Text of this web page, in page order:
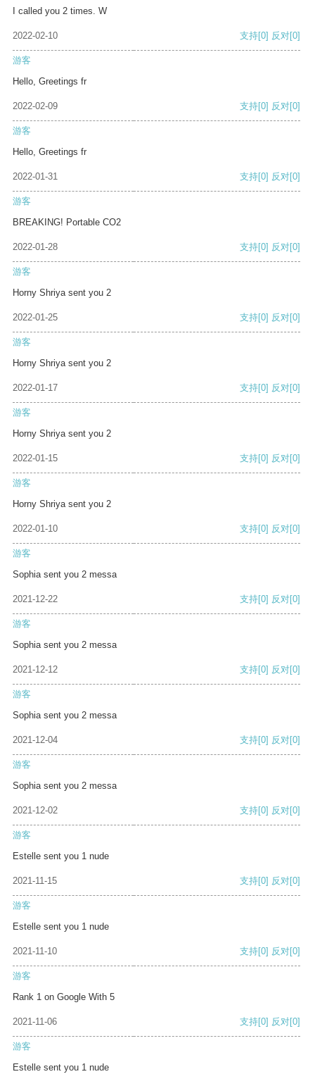
I called you 2 times. W
2022-02-10 支持[0] 反对[0]
游客
Hello, Greetings fr
2022-02-09 支持[0] 反对[0]
游客
Hello, Greetings fr
2022-01-31 支持[0] 反对[0]
游客
BREAKING! Portable CO2
2022-01-28 支持[0] 反对[0]
游客
Horny Shriya sent you 2
2022-01-25 支持[0] 反对[0]
游客
Horny Shriya sent you 2
2022-01-17 支持[0] 反对[0]
游客
Horny Shriya sent you 2
2022-01-15 支持[0] 反对[0]
游客
Horny Shriya sent you 2
2022-01-10 支持[0] 反对[0]
游客
Sophia sent you 2 messa
2021-12-22 支持[0] 反对[0]
游客
Sophia sent you 2 messa
2021-12-12 支持[0] 反对[0]
游客
Sophia sent you 2 messa
2021-12-04 支持[0] 反对[0]
游客
Sophia sent you 2 messa
2021-12-02 支持[0] 反对[0]
游客
Estelle sent you 1 nude
2021-11-15 支持[0] 反对[0]
游客
Estelle sent you 1 nude
2021-11-10 支持[0] 反对[0]
游客
Rank 1 on Google With 5
2021-11-06 支持[0] 反对[0]
游客
Estelle sent you 1 nude